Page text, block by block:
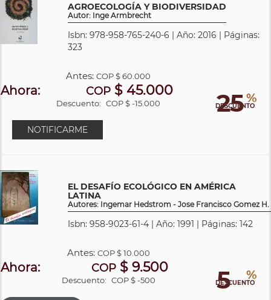
AGROECOLOGÍA Y BIODIVERSIDAD
Autor: Inge Armbrecht
Isbn: 978-958-765-240-6 | Año: 2016 | Páginas:
323
25 %
DESCUENTO
Antes:COP$ 60.000
Ahora: COP $ 45.000
Descuento: COP $ -15.000
NOTIFICARME
EL DESAFÍO ECOLÓGICO EN AMÉRICA
LATINA
Autores: Ingemar Hedstrom - Jose Francisco Gomez H.
Isbn: 958-9023-61-4 | Año: 1991 | Páginas: 142
5 %
DESCUENTO
Antes: COP$ 10.000
Ahora: COP$ 9.500
Descuento: COP $ -500